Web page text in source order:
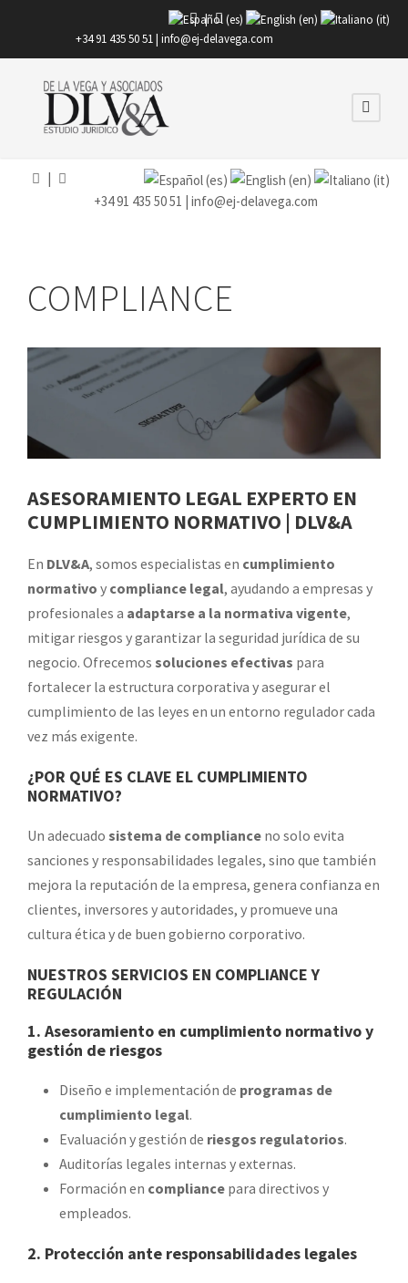
|
+34 91 435 50 51 | info@ej-delavega.com
+34 91 435 50 51 | info@ej-delavega.com
COMPLIANCE
ASESORAMIENTO LEGAL EXPERTO EN
CUMPLIMIENTO NORMATIVO | DLV&A
En DLV&A, somos especialistas en cumplimiento
normativo y compliance legal, ayudando a empresas y
profesionales a adaptarse a la normativa vigente,
mitigar riesgos y garantizar la seguridad jurídica de su
negocio. Ofrecemos soluciones efectivas para
fortalecer la estructura corporativa y asegurar el
cumplimiento de las leyes en un entorno regulador cada
vez más exigente.
¿POR QUÉ ES CLAVE EL CUMPLIMIENTO
NORMATIVO?
Un adecuado sistema de compliance no solo evita
sanciones y responsabilidades legales, sino que también
mejora la reputación de la empresa, genera confianza en
clientes, inversores y autoridades, y promueve una
cultura ética y de buen gobierno corporativo.
NUESTROS SERVICIOS EN COMPLIANCE Y
REGULACIÓN
1. Asesoramiento en cumplimiento normativo y
gestión de riesgos
Diseño e implementación de programas de
cumplimiento legal.
Evaluación y gestión de riesgos regulatorios.
Auditorías legales internas y externas.
Formación en compliance para directivos y
empleados.
2. Protección ante responsabilidades legales